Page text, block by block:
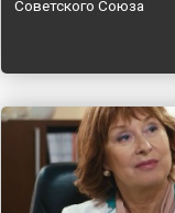
Советского Союза